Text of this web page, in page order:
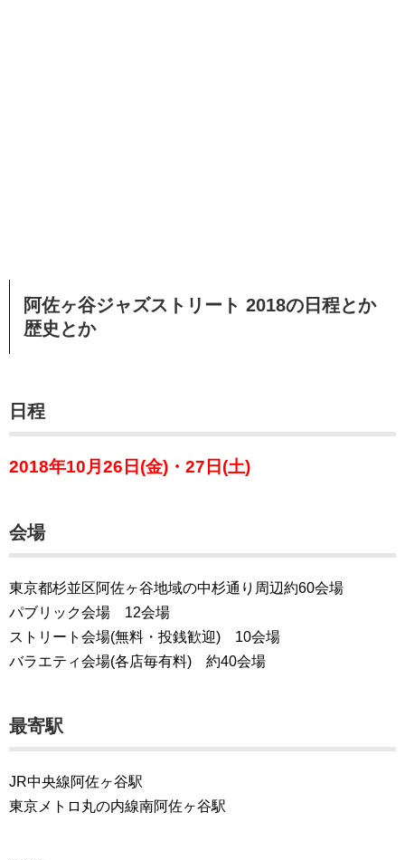
阿佐ヶ谷ジャズストリート 2018の日程とか
歴史とか
日程
2018年10月26日(金)・27日(土)
会場
東京都杉並区阿佐ヶ谷地域の中杉通り周辺約60会場
パブリック会場 12会場
ストリート会場(無料・投銭歓迎) 10会場
バラエティ会場(各店毎有料) 約40会場
最寄駅
JR中央線阿佐ヶ谷駅
東京メトロ丸の内線南阿佐ヶ谷駅